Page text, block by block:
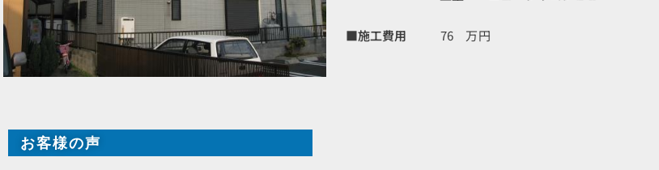
■施工費用 76 万円
お客様の声